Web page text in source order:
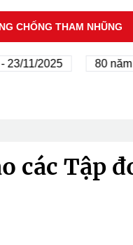
CHỐNG THAM NHŨNG
2025 80 năm
các Tập